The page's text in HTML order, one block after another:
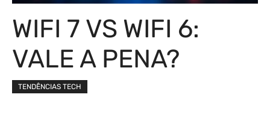
WIFI 7 VS WIFI 6:
VALE A PENA?
TENDÊNCIAS TECH